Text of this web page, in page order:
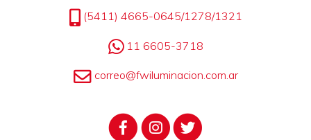
(5411) 4665-0645/1278/1321
11 6605-3718
correo@fwiluminacion.com.ar